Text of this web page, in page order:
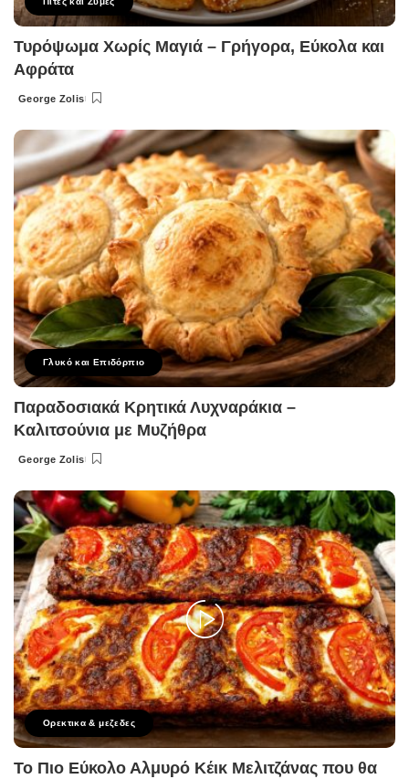
Τυρόψωμα Χωρίς Μαγιά – Γρήγορα, Εύκολα και
Αφράτα
Posted
George Zolis
Γλυκό και Επιδόρπιο
Παραδοσιακά Κρητικά Λυχναράκια –
Καλιτσούνια με Μυζήθρα
Posted
George Zolis
Ορεκτικα & μεζεδες
Το Πιο Εύκολο Αλμυρό Κέικ Μελιτζάνας που θα